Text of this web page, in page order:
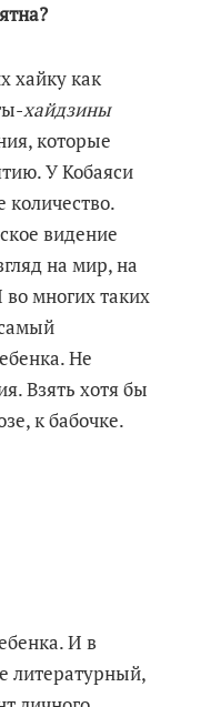
хайку как
хайдзины
которые
У Кобаяси
количество.
видение
на мир, на
многих таких
Не
Взять хотя бы
к бабочке.
И в
литературный,